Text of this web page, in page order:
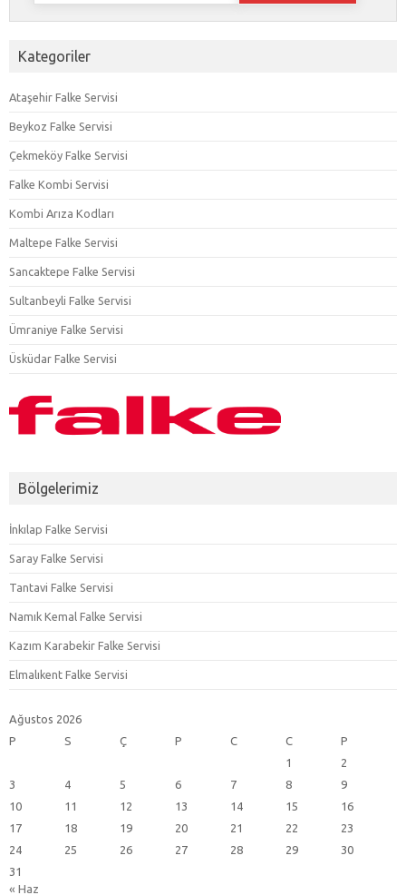
Kategoriler
Ataşehir Falke Servisi
Beykoz Falke Servisi
Çekmeköy Falke Servisi
Falke Kombi Servisi
Kombi Arıza Kodları
Maltepe Falke Servisi
Sancaktepe Falke Servisi
Sultanbeyli Falke Servisi
Ümraniye Falke Servisi
Üsküdar Falke Servisi
Bölgelerimiz
İnkılap Falke Servisi
Saray Falke Servisi
Tantavi Falke Servisi
Namık Kemal Falke Servisi
Kazım Karabekir Falke Servisi
Elmalıkent Falke Servisi
Ağustos 2026
P
S Ç P C C
P
1
2
3
4 5 6 7 8
9
10
11 12 13 14 15
16
17
18 19 20 21 22
23
24
25 26 27 28 29
30
31
« Haz